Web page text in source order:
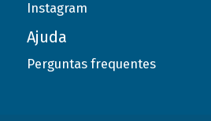
Instagram
Ajuda
Perguntas frequentes